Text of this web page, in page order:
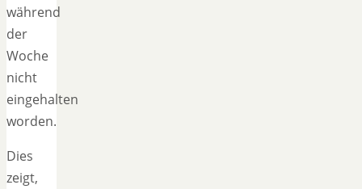
während
der
Woche
nicht
eingehalten
worden.
Dies
zeigt,